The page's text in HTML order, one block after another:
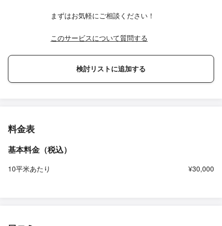
まずはお気軽にご相談ください！
このサービスについて質問する
検討リストに追加する
料金表
基本料金（税込）
10平米あたり ¥30,000